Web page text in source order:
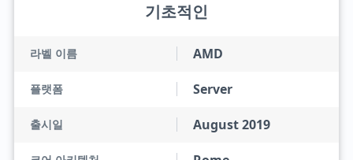
기초적인
라벨 이름 AMD
플랫폼 Server
출시일 August 2019